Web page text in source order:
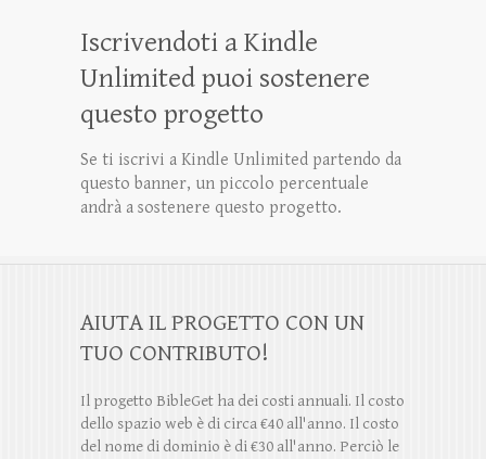
Iscrivendoti a Kindle
Unlimited puoi sostenere
questo progetto
Se ti iscrivi a Kindle Unlimited partendo da
questo banner, un piccolo percentuale
andrà a sostenere questo progetto.
AIUTA IL PROGETTO CON UN
TUO CONTRIBUTO!
Il progetto BibleGet ha dei costi annuali. Il costo
dello spazio web è di circa €40 all'anno. Il costo
del nome di dominio è di €30 all'anno. Perciò le